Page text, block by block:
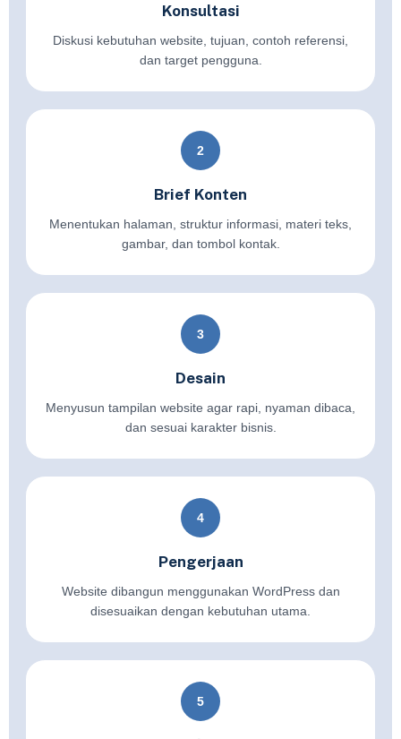
Konsultasi
Diskusi kebutuhan website, tujuan, contoh referensi,
dan target pengguna.
2
Brief Konten
Menentukan halaman, struktur informasi, materi teks,
gambar, dan tombol kontak.
3
Desain
Menyusun tampilan website agar rapi, nyaman dibaca,
dan sesuai karakter bisnis.
4
Pengerjaan
Website dibangun menggunakan WordPress dan
disesuaikan dengan kebutuhan utama.
5